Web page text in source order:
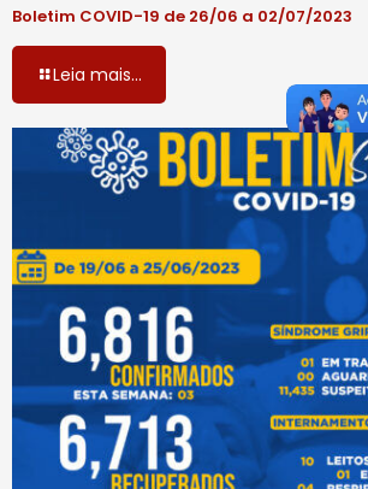
Boletim COVID-19 de 26/06 a 02/07/2023
Leia mais...